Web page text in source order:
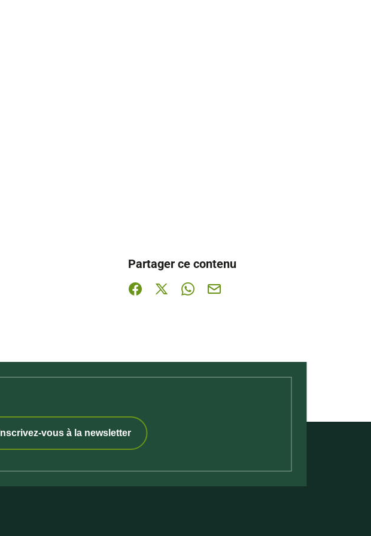
Partager ce contenu
Partager sur Facebook (nouvelle fenêtre)
Partager sur X / Twitter (nouvelle fenêtre)
Partager sur WhatsApp
Partager par mail
Inscrivez-vous à la newsletter